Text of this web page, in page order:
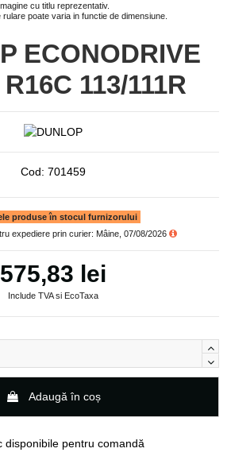
Imagine cu titlu reprezentativ.
rulare poate varia in functie de dimensiune.
ECONODRIVE
113/111R
Cod: 701459
produse în stocul furnizorului
expediere prin curier: Mâine, 07/08/2026
575,83 lei
Include TVA si EcoTaxa
Adaugă în coș
disponibile pentru comandă